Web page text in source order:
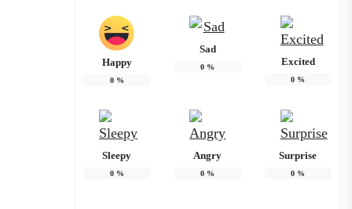
Happy
0%
Sad
0 % Excited
0 %
Sleepy
0%
Angry
0 %
Surprise
0 %